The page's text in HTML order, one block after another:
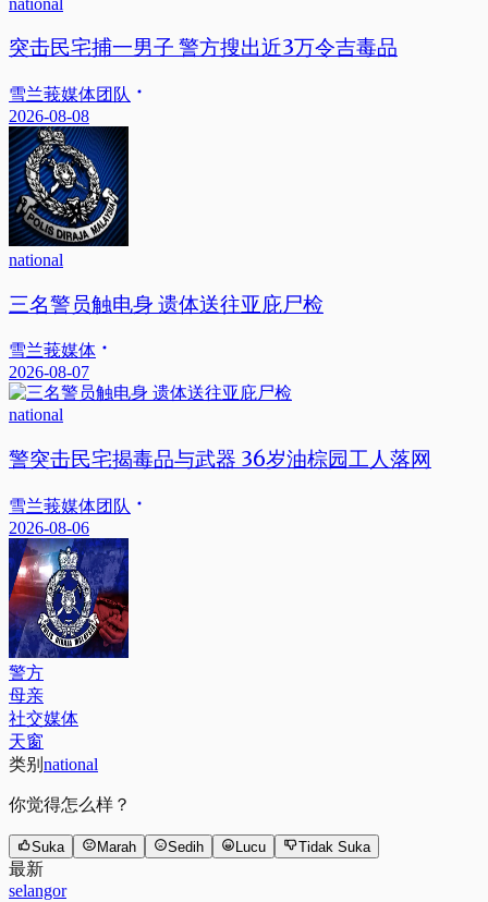
突击民宅捕一男子 警方搜出近3万令吉毒品
雪兰莪媒体团队
2026-08-08
national
三名警员触电身 遗体送往亚庇尸检
雪兰莪媒体
2026-08-07
national
警突击民宅揭毒品与武器 36岁油棕园工人落网
雪兰莪媒体团队
2026-08-06
警方
母亲
社交媒体
天窗
类别 national
你觉得怎么样？
Suka Marah Sedih Lucu Tidak Suka
最新
selangor